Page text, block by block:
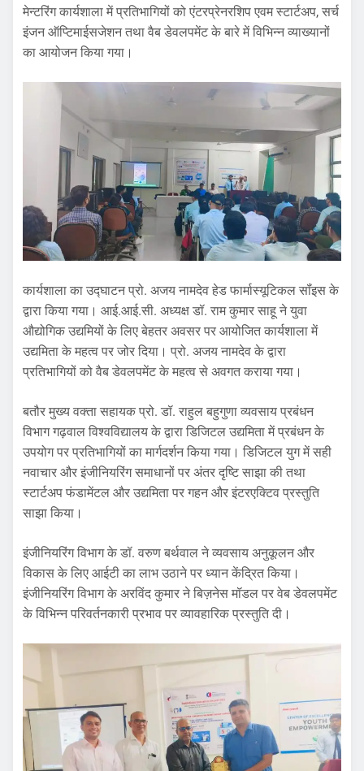
मेन्टरिंग कार्यशाला में प्रतिभागियों को एंटरप्रेनरशिप एवम स्टार्टअप, सर्च
इंजन ऑप्टिमाईसजेशन तथा वैब डेवलपमेंट के बारे में विभिन्न व्याख्यानों
का आयोजन किया गया।
कार्यशाला का उद्घाटन प्रो. अजय नामदेव हेड फार्मास्यूटिकल सॉंइस के
द्वारा किया गया। आई.आई.सी. अध्यक्ष डॉ. राम कुमार साहू ने युवा
औद्योगिक उद्यमियों के लिए बेहतर अवसर पर आयोजित कार्यशाला में
उद्यमिता के महत्व पर जोर दिया। प्रो. अजय नामदेव के द्वारा
प्रतिभागियों को वैब डेवलपमेंट के महत्व से अवगत कराया गया।
बतौर मुख्य वक्ता सहायक प्रो. डॉ. राहुल बहुगुणा व्यवसाय प्रबंधन
विभाग गढ़वाल विश्वविद्यालय के द्वारा डिजिटल उद्यमिता में प्रबंधन के
उपयोग पर प्रतिभागियों का मार्गदर्शन किया गया। डिजिटल युग में सही
नवाचार और इंजीनियरिंग समाधानों पर अंतर दृष्टि साझा की तथा
स्टार्टअप फंडामेंटल और उद्यमिता पर गहन और इंटरएक्टिव प्रस्तुति
साझा किया।
इंजीनियरिंग विभाग के डॉ. वरुण बर्थवाल ने व्यवसाय अनुकूलन और
विकास के लिए आईटी का लाभ उठाने पर ध्यान केंद्रित किया।
इंजीनियरिंग विभाग के अरविंद कुमार ने बिज़नेस मॉडल पर वेब डेवलपमेंट
के विभिन्न परिवर्तनकारी प्रभाव पर व्यावहारिक प्रस्तुति दी।